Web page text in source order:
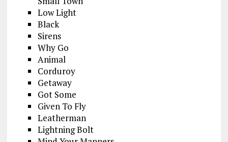
Low Light
Black
Sirens
Why Go
Animal
Corduroy
Getaway
Got Some
Given To Fly
Leatherman
Lightning Bolt